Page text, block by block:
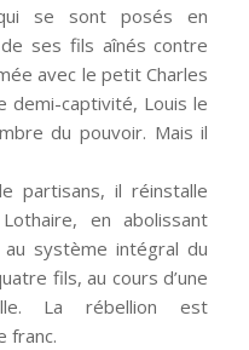
se sont posés en
ses fils aînés contre
avec le petit Charles
demi-captivité, Louis le
du pouvoir. Mais il
partisans, il réinstalle
en abolissant
système intégral du
fils, au cours d’une
La rébellion est
franc.